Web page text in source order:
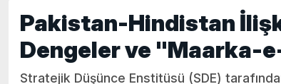
Pakistan-Hindistan
Dengeler ve "Maarka-
Stratejik Düşünce Enstitüsü (SDE)